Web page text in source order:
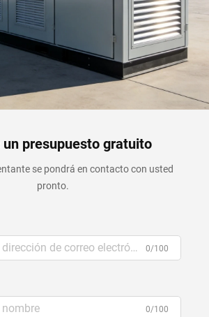
presupuesto gratuito
se pondrá en contacto con usted
pronto.
0/100
0/100